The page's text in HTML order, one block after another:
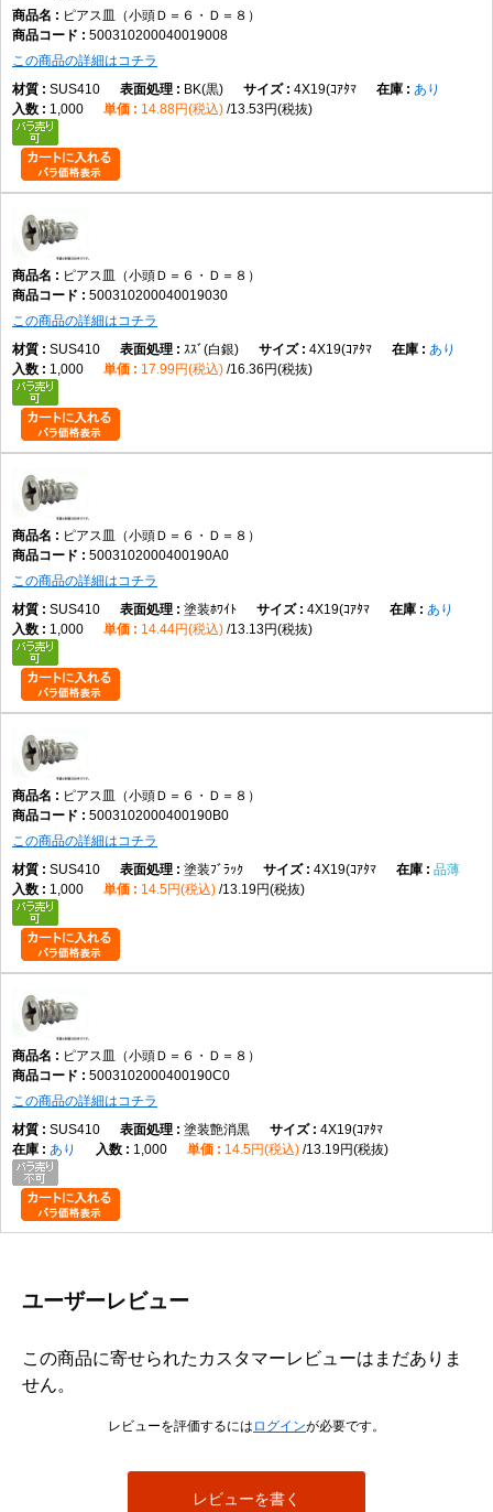
ピアス皿（小頭Ｄ＝６・Ｄ＝８）
500310200040019008
この商品の詳細はコチラ
SUS410
BK(黒) 4X19(ｺｱﾀﾏ
あり
1,000
14.88円(税込) 13.53円(税抜)
ピアス皿（小頭Ｄ＝６・Ｄ＝８）
500310200040019030
この商品の詳細はコチラ
SUS410
ｽｽﾞ(白銀) 4X19(ｺｱﾀﾏ
あり
1,000
17.99円(税込) 16.36円(税抜)
ピアス皿（小頭Ｄ＝６・Ｄ＝８）
5003102000400190A0
この商品の詳細はコチラ
SUS410
塗装ﾎﾜｲﾄ 4X19(ｺｱﾀﾏ
あり
1,000
14.44円(税込) 13.13円(税抜)
ピアス皿（小頭Ｄ＝６・Ｄ＝８）
5003102000400190B0
この商品の詳細はコチラ
SUS410
塗装ﾌﾞﾗｯｸ 4X19(ｺｱﾀﾏ
品薄
1,000
14.5円(税込) 13.19円(税抜)
ピアス皿（小頭Ｄ＝６・Ｄ＝８）
5003102000400190C0
この商品の詳細はコチラ
SUS410
塗装艶消黒
4X19(ｺｱﾀﾏ
あり
1,000 14.5円(税込) 13.19円(税抜)
ユーザーレビュー
この商品に寄せられたカスタマーレビューはまだありま
せん。
レビューを評価するには ログインが必要です。
レビューを書く